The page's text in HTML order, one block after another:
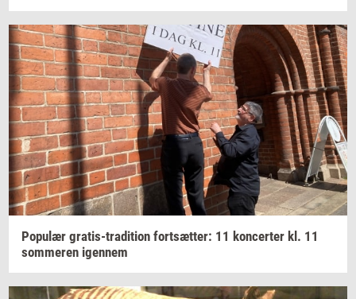
Po­pu­lær gratis-​tradition fort­sæt­ter: 11 kon­cer­ter kl. 11
som­me­ren igen­nem